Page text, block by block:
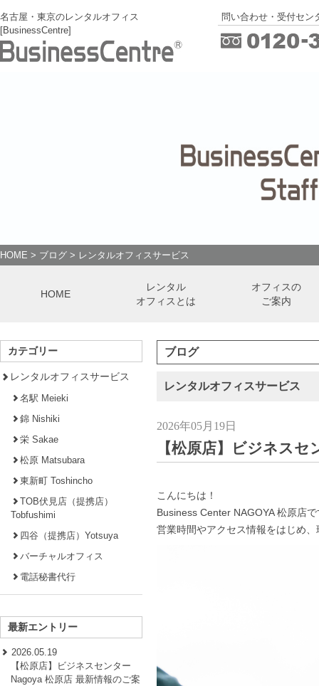
名古屋・東京のレンタルオフィス
[BusinessCentre]
問い合わせ・受付セン
HOME > ブログ > レンタルオフィスサービス
HOME
レンタル
オフィスとは
オフィスの
ご案内
ブログ
レンタルオフィスサービス
2026年05月19日
【松原店】ビジネス
こんにちは！
Business Center NAGOYA 松原店
営業時間やアクセス情報をはじめ
カテゴリー
レンタルオフィスサービス
名駅 Meieki
錦 Nishiki
栄 Sakae
松原 Matsubara
東新町 Toshincho
TOB伏見店（提携店）
Tobfushimi
四谷（提携店）Yotsuya
バーチャルオフィス
電話秘書代行
最新エントリー
2026.05.19
【松原店】ビジネスセンター
Nagoya 松原店 最新情報のご案